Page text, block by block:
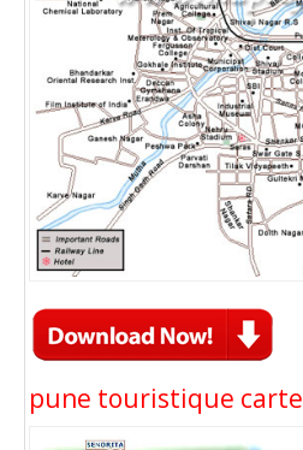
pune touristique carte